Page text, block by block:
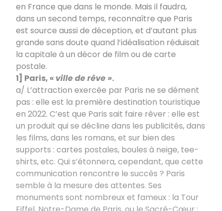
en France que dans le monde. Mais il faudra,
dans un second temps, reconnaître que Paris
est source aussi de déception, et d’autant plus
grande sans doute quand l’idéalisation réduisait
la capitale à un décor de film ou de carte
postale.
1] Paris, « ville de rêve».
a/ L’attraction exercée par Paris ne se dément
pas : elle est la première destination touristique
en 2022. C’est que Paris sait faire rêver : elle est
un produit qui se décline dans les publicités, dans
les films, dans les romans, et sur bien des
supports : cartes postales, boules à neige, tee-
shirts, etc. Qui s’étonnera, cependant, que cette
communication rencontre le succès ? Paris
semble à la mesure des attentes. Ses
monuments sont nombreux et fameux : la Tour